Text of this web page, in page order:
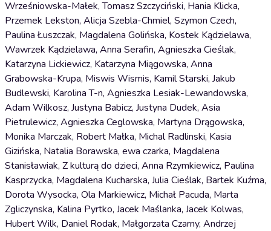
Wrześniowska-Małek, Tomasz Szczyciński, Hania Klicka,
Przemek Lekston, Alicja Szebla-Chmiel, Szymon Czech,
Paulina Łuszczak, Magdalena Golińska, Kostek Kądzielawa,
Wawrzek Kądzielawa, Anna Serafin, Agnieszka Cieślak,
Katarzyna Lickiewicz, Katarzyna Miągowska, Anna
Grabowska-Krupa, Miswis Wismis, Kamil Starski, Jakub
Budlewski, Karolina T-n, Agnieszka Lesiak-Lewandowska,
Adam Wilkosz, Justyna Babicz, Justyna Dudek, Asia
Pietrulewicz, Agnieszka Ceglowska, Martyna Drągowska,
Monika Marczak, Robert Małka, Michal Radlinski, Kasia
Gizińska, Natalia Borawska, ewa czarka, Magdalena
Stanisławiak, Z kulturą do dzieci, Anna Rzymkiewicz, Paulina
Kasprzycka, Magdalena Kucharska, Julia Cieślak, Bartek Kuźma,
Dorota Wysocka, Ola Markiewicz, Michał Pacuda, Marta
Zgliczynska, Kalina Pyrtko, Jacek Maślanka, Jacek Kolwas,
Hubert Wilk, Daniel Rodak, Małgorzata Czarny, Andrzej